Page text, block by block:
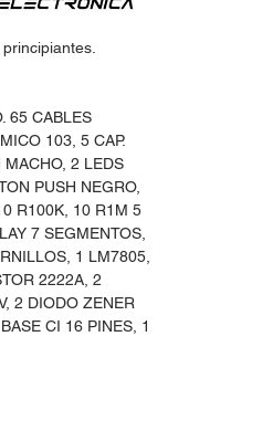
65 CABLES
103, 5 CAP.
MACHO, 2 LEDS
PUSH NEGRO,
R100K, 10 R1M 5
7 SEGMENTOS,
1 LM7805,
2222A, 2
2 DIODO ZENER
CI 16 PINES, 1